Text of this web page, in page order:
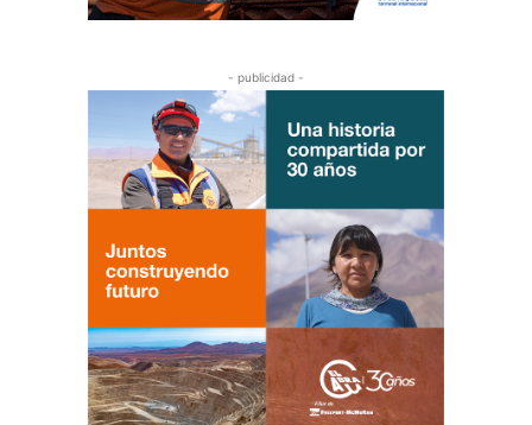
- publicidad -